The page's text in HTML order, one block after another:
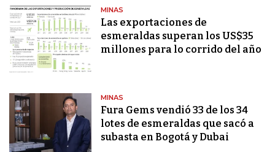
MINAS
Las exportaciones de
esmeraldas superan los US$35
millones para lo corrido del año
MINAS
Fura Gems vendió 33 de los 34
lotes de esmeraldas que sacó a
subasta en Bogotá y Dubai